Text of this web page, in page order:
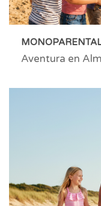
Aventura en